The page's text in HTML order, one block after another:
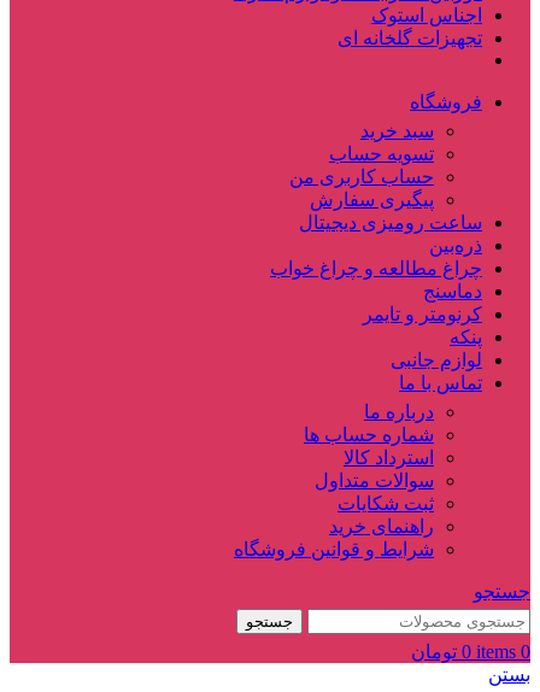
اجناس استوک
تجهیزات گلخانه ای
فروشگاه
سبد خرید
تسویه حساب
حساب کاربری من
پیگیری سفارش
ساعت‌ رومیزی دیجیتال
ذره‌بین‌
چراغ مطالعه و چراغ خواب
دماسنج‌
کرنومتر و تایمر
پنکه
لوازم جانبی
تماس با ما
درباره ما
شماره حساب ها
استرداد کالا
سوالات متداول
ثبت شکایات
راهنمای خرید
شرایط و قوانین فروشگاه
جستجو
جستجو
0
items
0 تومان
بستن